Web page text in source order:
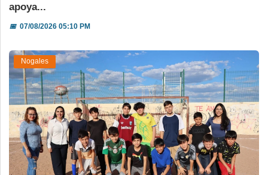
apoya...
📅07/08/2026 05:10 PM
Nogales